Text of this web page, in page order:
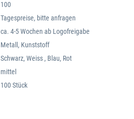
100
Tagespreise, bitte anfragen
ca. 4-5 Wochen ab Logofreigabe
Metall, Kunststoff
Schwarz, Weiss , Blau, Rot
mittel
100 Stück